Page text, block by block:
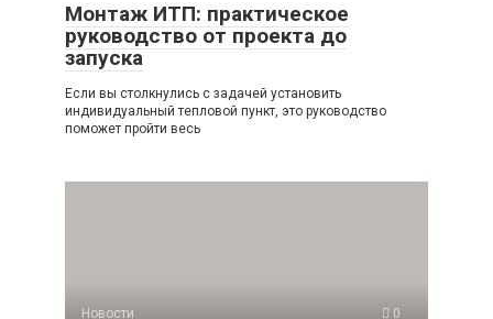
Монтаж ИТП: практическое
руководство от проекта до
запуска
Если вы столкнулись с задачей установить
индивидуальный тепловой пункт, это руководство
поможет пройти весь
Новости 0